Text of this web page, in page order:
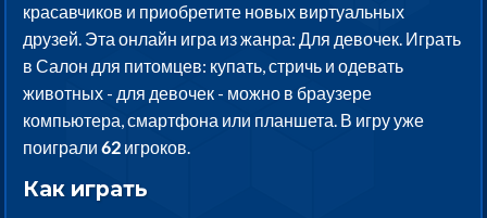
красавчиков и приобретите новых виртуальных
друзей. Эта онлайн игра из жанра: Для девочек. Играть
в Салон для питомцев: купать, стричь и одевать
животных - для девочек - можно в браузере
компьютера, смартфона или планшета. В игру уже
поиграли62 игроков.
Как играть